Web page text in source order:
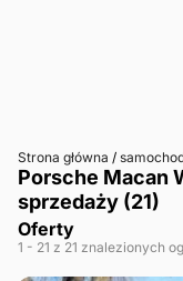
Strona główna /
Porsche Macan
sprzedaży (21)
Oferty
1 - 21 z 21 znalezionych